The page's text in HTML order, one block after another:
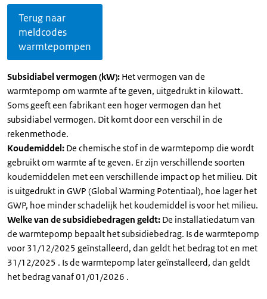
Terug naar
meldcodes
warmtepompen
Subsidiabel vermogen (kW): Het vermogen van de
warmtepomp om warmte af te geven, uitgedrukt in kilowatt.
Soms geeft een fabrikant een hoger vermogen dan het
subsidiabel vermogen. Dit komt door een verschil in de
rekenmethode.
Koudemiddel: De chemische stof in de warmtepomp die wordt
gebruikt om warmte af te geven. Er zijn verschillende soorten
koudemiddelen met een verschillende impact op het milieu. Dit
is uitgedrukt in GWP (Global Warming Potentiaal), hoe lager het
GWP, hoe minder schadelijk het koudemiddel is voor het milieu.
Welke van de subsidiebedragen geldt: De installatiedatum van
de warmtepomp bepaalt het subsidiebedrag. Is de warmtepomp
voor 31/12/2025 geïnstalleerd, dan geldt het bedrag tot en met
31/12/2025 . Is de warmtepomp later geïnstalleerd, dan geldt
het bedrag vanaf 01/01/2026 .